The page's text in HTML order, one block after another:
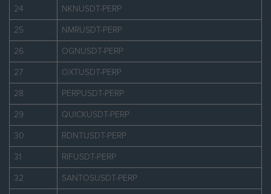
24 NKNUSDT-PERP
25 NMRUSDT-PERP
26 OGNUSDT-PERP
27 OXTUSDT-PERP
28 PERPUSDT-PERP
29 QUICKUSDT-PERP
30 RDNTUSDT-PERP
31 RIFUSDT-PERP
32 SANTOSUSDT-PERP